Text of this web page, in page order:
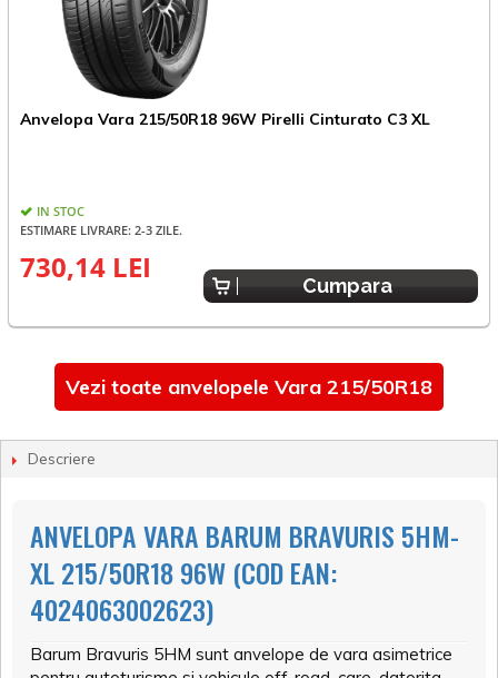
Anvelopa Vara 215/50R18 96W Pirelli Cinturato C3 XL
IN STOC
ESTIMARE LIVRARE: 2-3 ZILE.
730,14 LEI
Cumpara
Vezi toate anvelopele Vara 215/50R18
Descriere
ANVELOPA VARA BARUM BRAVURIS 5HM-
XL 215/50R18 96W (COD EAN:
4024063002623)
Barum Bravuris 5HM sunt anvelope de vara asimetrice